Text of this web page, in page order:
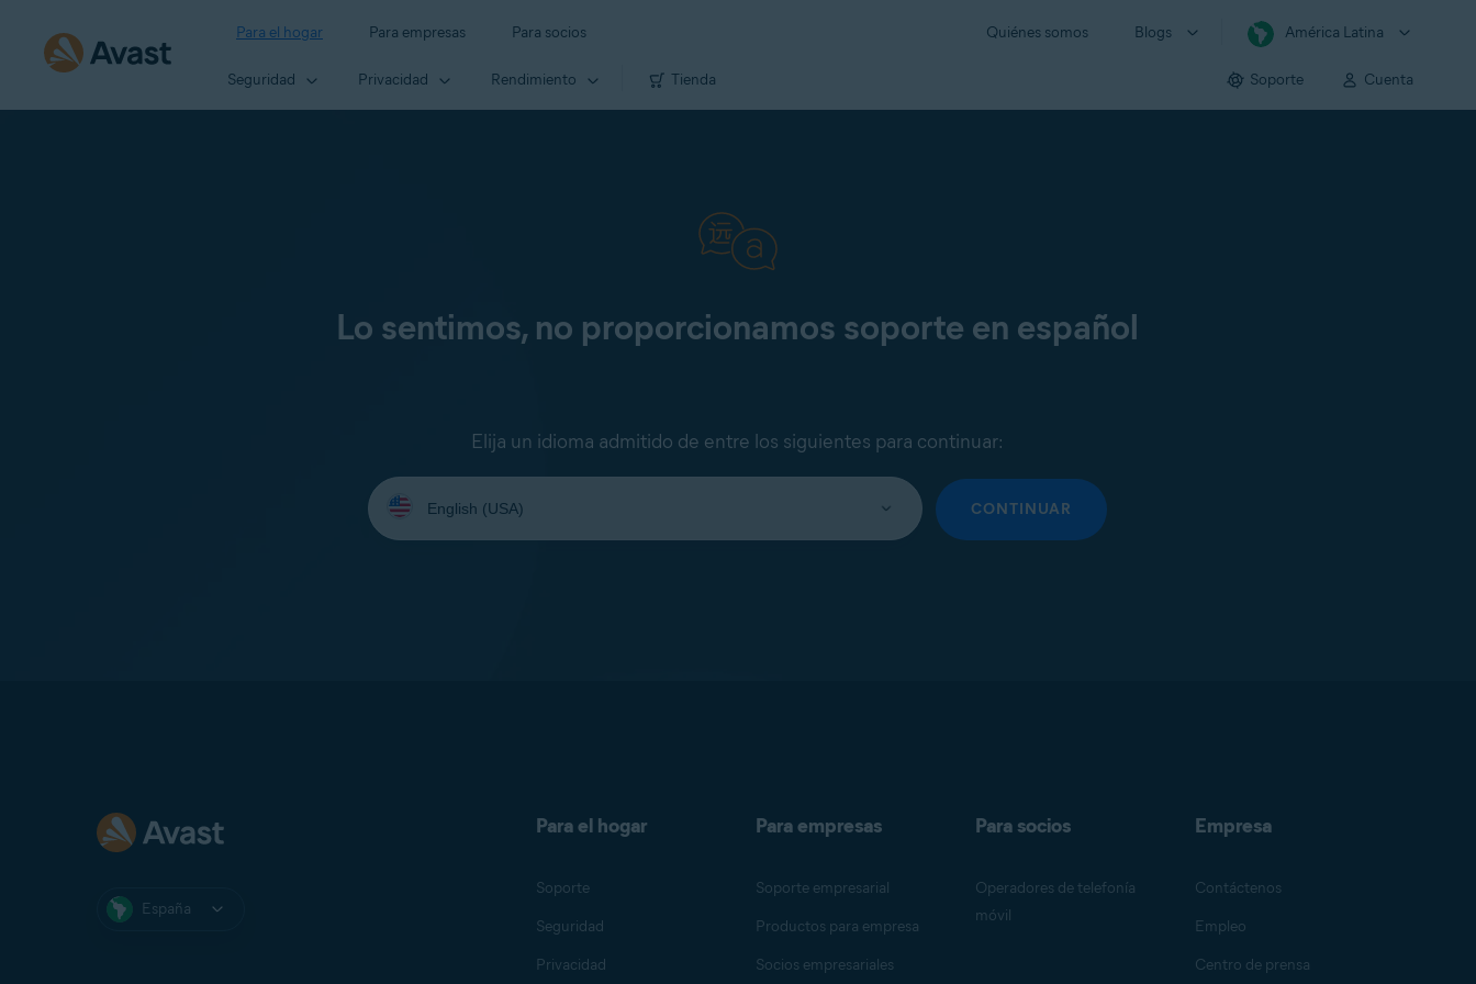
Para el hogar Para empresas Para socios Quiénes somos Blogs América Latina
Seguridad Privacidad Rendimiento Tienda Soporte Cuenta
Lo sentimos, no proporcionamos soporte en español
Elija un idioma admitido de entre los siguientes para continuar:
Seleccione
su
idioma:
CONTINUAR
España
Para el hogar
Soporte
Seguridad
Privacidad
Para empresas
Soporte empresarial
Productos para empresa
Socios empresariales
Para socios
Operadores de telefonía
móvil
Empresa
Contáctenos
Empleo
Centro de prensa